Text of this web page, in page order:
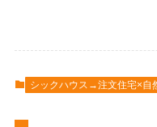
シックハウス→注文住宅×自